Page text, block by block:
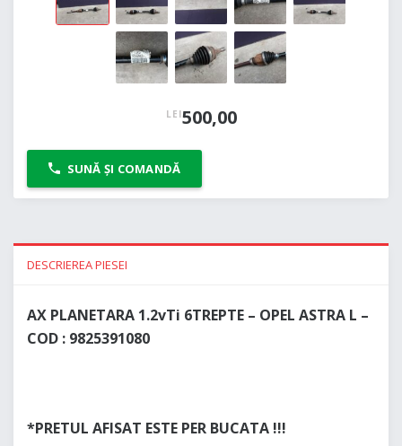
LEI500,00
SUNĂ ȘI COMANDĂ
DESCRIEREA PIESEI
AX PLANETARA 1.2vTi 6TREPTE – OPEL ASTRA L –
COD : 9825391080
*PRETUL AFISAT ESTE PER BUCATA !!!